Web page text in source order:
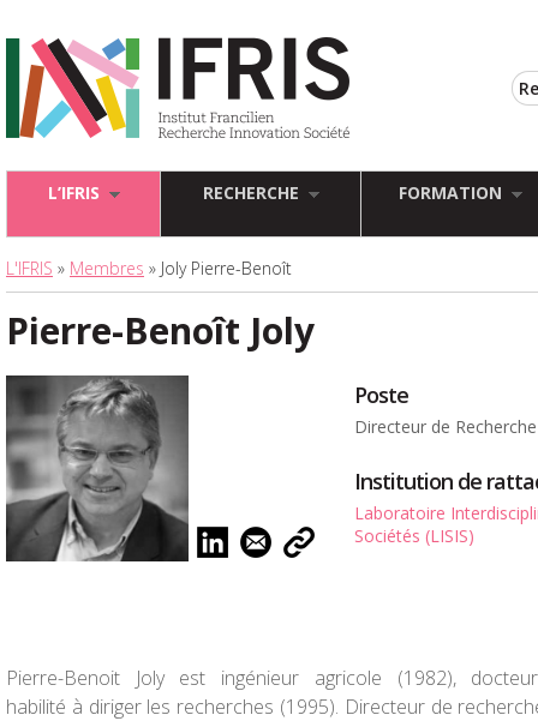
L’IFRIS RECHERCHE FORMATION
L'IFRIS » Membres » Joly Pierre-Benoît
Pierre-Benoît Joly
Poste
Directeur de Recherche
Institution de
Laboratoire
Sociétés (LISIS)
Pierre-Benoit Joly est ingénieur agricole (1982),
habilité à diriger les recherches (1995). Directeur de